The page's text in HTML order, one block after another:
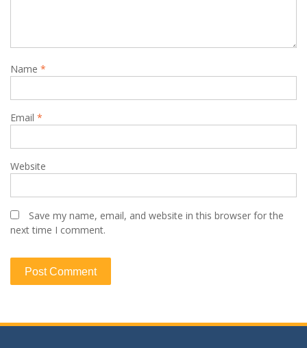
Name *
Email *
Website
Save my name, email, and website in this browser for the
next time I comment.